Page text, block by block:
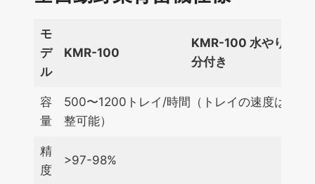
モ
デ
ル
KMR-100
KMR-100 水やり部
分付き
容
量
500〜1200トレイ/時間（トレイの速度は調
整可能）
精
度
>97-98%